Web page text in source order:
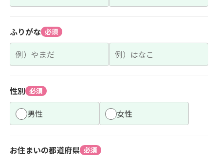
ふりがな 必須
性別 必須
男性 女性
お住まいの都道府県 必須